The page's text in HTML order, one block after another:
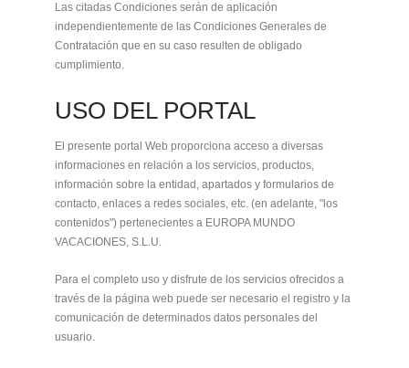
Las citadas Condiciones serán de aplicación
independientemente de las Condiciones Generales de
Contratación que en su caso resulten de obligado
cumplimiento.
USO DEL PORTAL
El presente portal Web proporciona acceso a diversas
informaciones en relación a los servicios, productos,
información sobre la entidad, apartados y formularios de
contacto, enlaces a redes sociales, etc. (en adelante, "los
contenidos") pertenecientes a EUROPA MUNDO
VACACIONES, S.L.U.
Para el completo uso y disfrute de los servicios ofrecidos a
través de la página web puede ser necesario el registro y la
comunicación de determinados datos personales del
usuario.